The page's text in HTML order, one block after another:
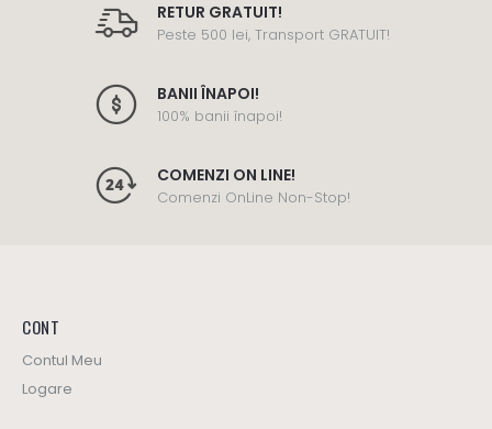
RETUR GRATUIT!
Peste 500 lei, Transport GRATUIT!
BANII ÎNAPOI!
100% banii înapoi!
COMENZI ON LINE!
Comenzi OnLine Non-Stop!
CONT
Contul Meu
Logare